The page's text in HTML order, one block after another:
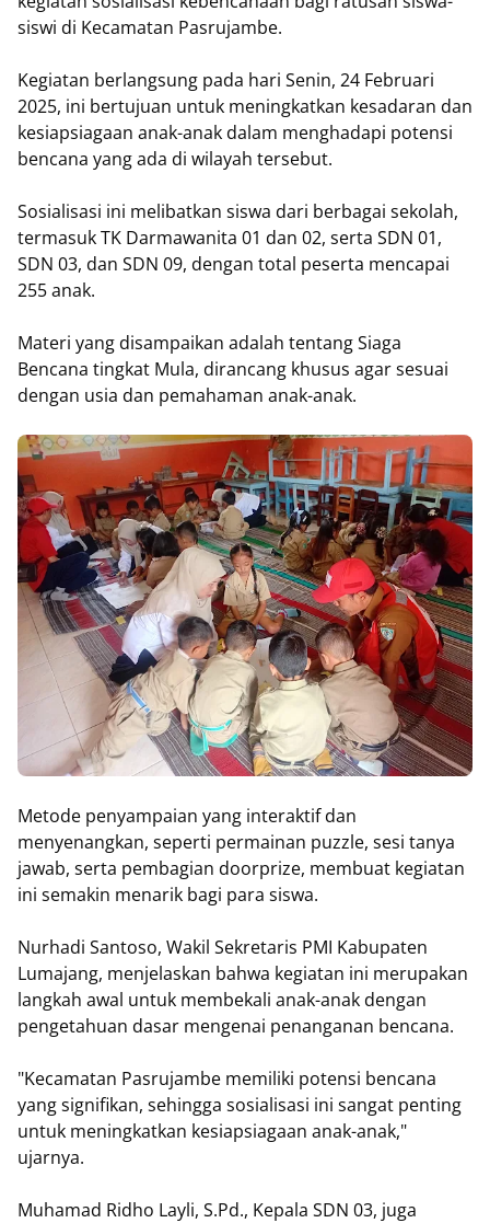
siswi di Kecamatan Pasrujambe.
Kegiatan berlangsung pada hari Senin, 24 Februari
2025, ini bertujuan untuk meningkatkan kesadaran dan
kesiapsiagaan anak-anak dalam menghadapi potensi
bencana yang ada di wilayah tersebut.
Sosialisasi ini melibatkan siswa dari berbagai sekolah,
termasuk TK Darmawanita 01 dan 02, serta SDN 01,
SDN 03, dan SDN 09, dengan total peserta mencapai
255 anak.
Materi yang disampaikan adalah tentang Siaga
Bencana tingkat Mula, dirancang khusus agar sesuai
dengan usia dan pemahaman anak-anak.
Metode penyampaian yang interaktif dan
menyenangkan, seperti permainan puzzle, sesi tanya
jawab, serta pembagian doorprize, membuat kegiatan
ini semakin menarik bagi para siswa.
Nurhadi Santoso, Wakil Sekretaris PMI Kabupaten
Lumajang, menjelaskan bahwa kegiatan ini merupakan
langkah awal untuk membekali anak-anak dengan
pengetahuan dasar mengenai penanganan bencana.
"Kecamatan Pasrujambe memiliki potensi bencana
yang signifikan, sehingga sosialisasi ini sangat penting
untuk meningkatkan kesiapsiagaan anak-anak,"
ujarnya.
Muhamad Ridho Layli, S.Pd., Kepala SDN 03, juga